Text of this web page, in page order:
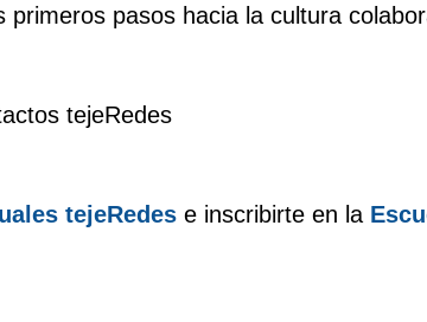
pasos hacia la cultura
tejeRedes
tejeRedes e inscribirte en la